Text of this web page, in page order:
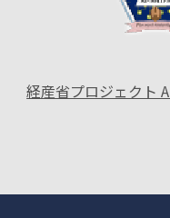
経産省プロジェクト